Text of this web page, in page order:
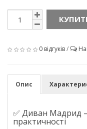
0 відгуків/
Опис
✅ Диван Мадрид
практичності